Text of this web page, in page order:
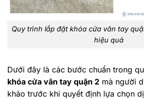
Quy trình lắp đặt khóa cửa vân tay
hiệu quả
Dưới đây là các bước chuẩn trong
khóa cửa vân tay quận 2 mà người
khảo trước khi quyết định lựa chọn